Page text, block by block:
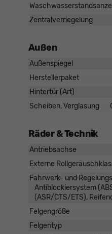
Zentralverriegelung
Außen
Außenspiegel
Herstellerpaket
Hintertür (Art)
Scheiben, Verglasung
Räder & Technik
Antriebsachse
Externe
Fahrwerk- und
Antiblockiersystem
(ASR/CTS/ETS),
Felgengröße
Felgentyp